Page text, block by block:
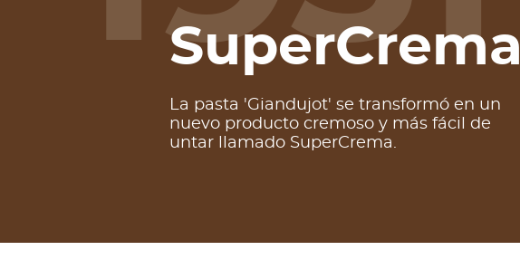
SuperCrema
La pasta 'Giandujot' se transformó en un
nuevo producto cremoso y más fácil de
untar llamado SuperCrema.